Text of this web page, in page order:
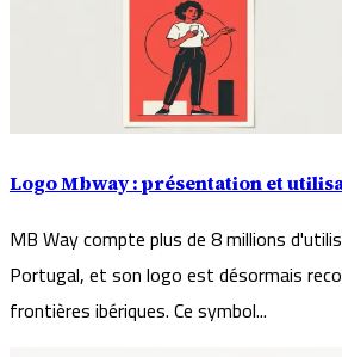
Logo Mbway : présentation et
MB Way compte plus de 8 millions
Portugal, et son logo est désormais
frontières ibériques. Ce symbol...